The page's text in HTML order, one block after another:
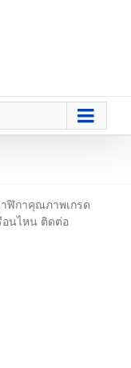
าฬิกาคุณภาพเกรด
อนไหน ติดต่อ